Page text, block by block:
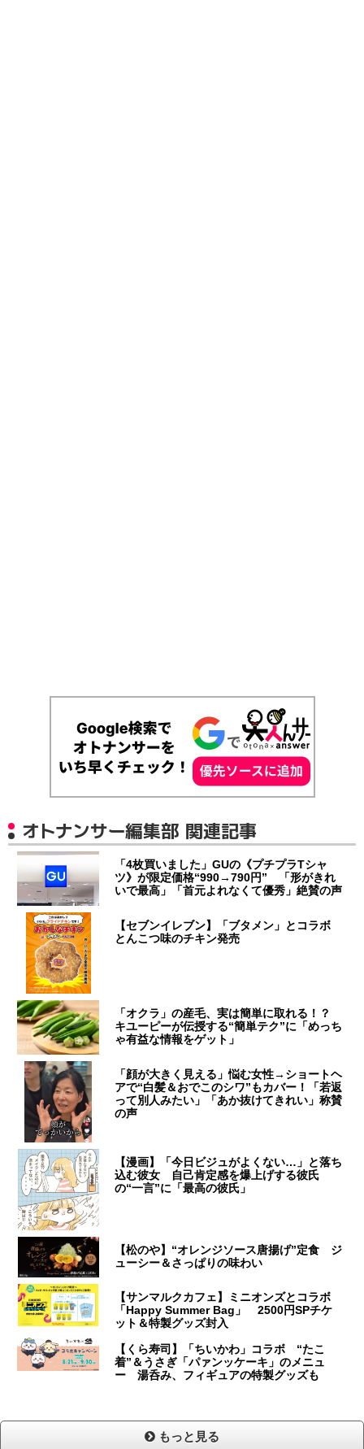
オトナンサー編集部 関連記事
「4枚買いました」GUの《プチプラTシャ
ツ》が限定価格“990→790円” 「形がきれ
いで最高」「首元よれなくて優秀」絶賛の声
【セブンイレブン】「ブタメン」とコラボ
とんこつ味のチキン発売
「オクラ」の産毛、実は簡単に取れる！？
キユーピーが伝授する“簡単テク”に「めっち
ゃ有益な情報をゲット」
「顔が大きく見える」悩む女性→ショートヘ
アで“白髪＆おでこのシワ”もカバー！「若返
って別人みたい」「あか抜けてきれい」称賛
の声
【漫画】「今日ビジュがよくない…」と落ち
込む彼女 自己肯定感を爆上げする彼氏
の“一言”に「最高の彼氏」
【松のや】“オレンジソース唐揚げ”定食 ジ
ューシー＆さっぱりの味わい
【サンマルクカフェ】ミニオンズとコラボ
「Happy Summer Bag」 2500円SPチケ
ット＆特製グッズ封入
【くら寿司】「ちいかわ」コラボ “たこ
着”＆うさぎ「パァンッケーキ」のメニュ
ー 湯呑み、フィギュアの特製グッズも
もっと見る